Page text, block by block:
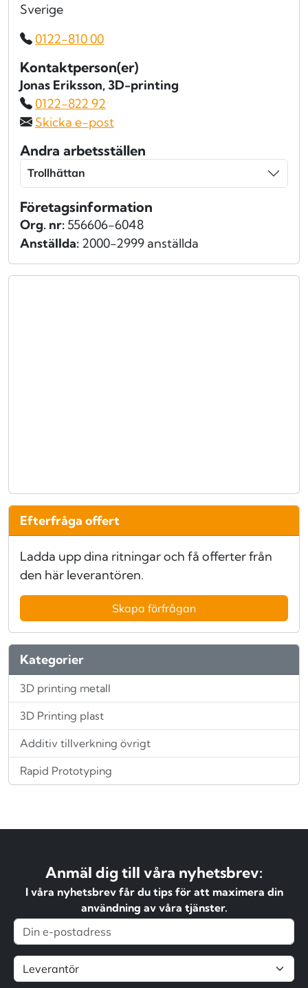
Sverige
0122-810 00
Kontaktperson(er)
Jonas Eriksson, 3D-printing
0122-822 92
Skicka e-post
Andra arbetsställen
Trollhättan
Företagsinformation
Org. nr: 556606-6048
Anställda: 2000-2999 anställda
Efterfråga offert
Ladda upp dina ritningar och få offerter från
den här leverantören.
Skapa förfrågan
Kategorier
3D printing metall
3D Printing plast
Additiv tillverkning övrigt
Rapid Prototyping
Anmäl dig till våra nyhetsbrev:
I våra nyhetsbrev får du tips för att maximera din
användning av våra tjänster.